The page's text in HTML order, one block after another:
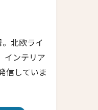
北欧ライ
インテリア
信していま